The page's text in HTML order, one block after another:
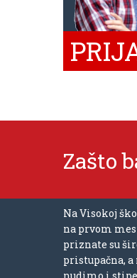
Zašto
Na Visokoj
na prvom
priznate su
pristupačna,